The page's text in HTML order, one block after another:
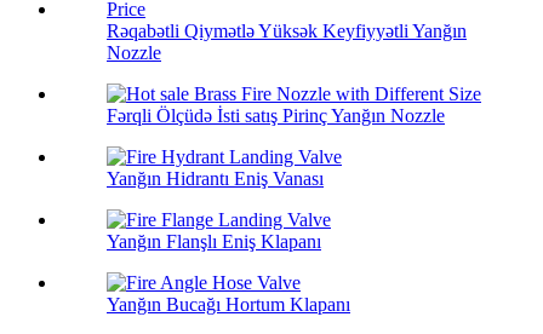
Rəqabətli Qiymətlə Yüksək Keyfiyyətli Yanğın
Nozzle
Fərqli Ölçüdə İsti satış Pirinç Yanğın Nozzle
Yanğın Hidrantı Eniş Vanası
Yanğın Flanşlı Eniş Klapanı
Yanğın Bucağı Hortum Klapanı